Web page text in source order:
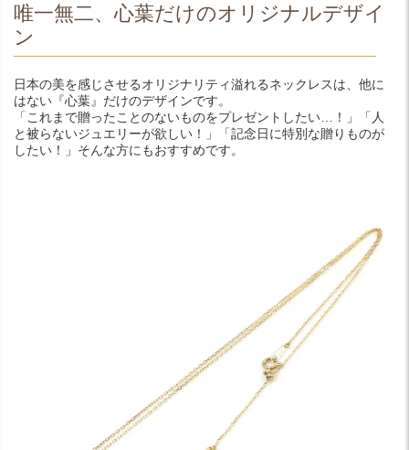
唯一無二、心葉だけのオリジナルデザイ
ン
日本の美を感じさせるオリジナリティ溢れるネックレスは、他に
はない『心葉』だけのデザインです。
「これまで贈ったことのないものをプレゼントしたい…！」「人
と被らないジュエリーが欲しい！」「記念日に特別な贈りものが
したい！」そんな方にもおすすめです。